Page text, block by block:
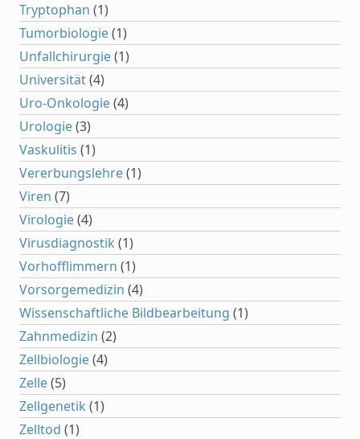
Tryptophan (1)
Tumorbiologie(1)
Unfallchirurgie(1)
Universität(4)
Uro-Onkologie(4)
Urologie(3)
Vaskulitis (1)
Vererbungslehre(1)
Viren (7)
Virologie(4)
Virusdiagnostik (1)
Vorhofflimmern (1)
Vorsorgemedizin (4)
Wissenschaftliche Bildbearbeitung (1)
Zahnmedizin (2)
Zellbiologie(4)
Zelle(5)
Zellgenetik (1)
Zelltod (1)